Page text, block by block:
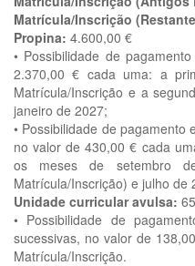
Matrícula/Inscrição
Propina: 4.600,00 €
• Possibilidade de
2.370,00 € cada uma: a
Matrícula/Inscrição e a
janeiro de 2027;
• Possibilidade de pagamento
no valor de 430,00 € cada
os meses de setembro
Matrícula/Inscrição) e julho de
Unidade curricular avulsa:
• Possibilidade de
sucessivas, no valor de
Matrícula/Inscrição.